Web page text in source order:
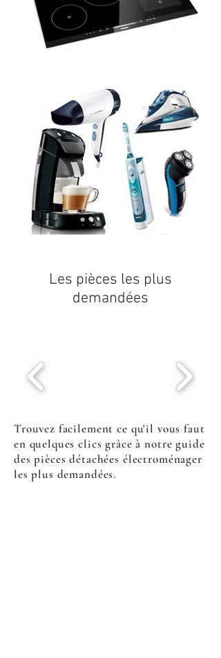
Les pièces les plus
demandées
Trouvez facilement ce qu'il vous faut
en quelques clics grâce à notre guide
des pièces détachées électroménager
les plus demandées.